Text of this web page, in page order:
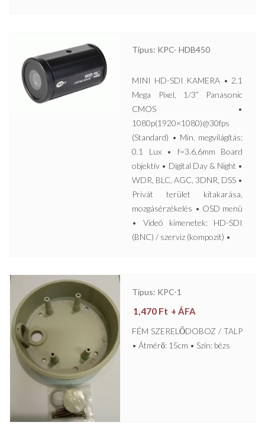
Típus: KPC- HDB450
MINI HD-SDI KAMERA • 2.1
Mega Pixel, 1/3” Panasonic
CMOS •
1080p(1920×1080)@30fps
(Standard) • Min. megvilágítás:
0.1 Lux • f=3.6,6mm Board
objektív • Digital Day & Night •
WDR, BLC, AGC, 3DNR, DSS •
Privát terület kitakarása,
mozgásérzékelés • OSD menü
• Videó kimenetek: HD-SDI
(BNC) / szerviz (kompozit) •
Típus: KPC-1
1,470 Ft + ÁFA
FÉM SZERELŐDOBOZ / TALP
• Átmérő: 15cm • Szín: bézs